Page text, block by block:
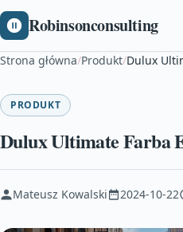
Robinsonconsulting
Strona główna/Produkt/Dulux
PRODUKT
Dulux Ultimate Farba
Mateusz Kowalski 2024-10-22